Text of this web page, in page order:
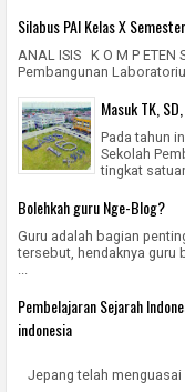
Silabus PAI Kelas X
ANAL ISIS K O M P
Pembangunan
Masuk TK,
Pada tahun
Sekolah
tingkat
Bolehkah guru Nge-Blog?
Guru adalah bagian
tersebut, hendaknya guru
Pembelajaran Sejarah
indonesia
Masa
Jepang telah menguasai